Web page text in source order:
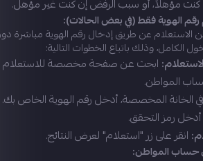
مؤهلاً، أو سبب الرفض إن كنت غير مؤهل.
رقم الهوية فقط (في بعض الحالات):
الاستعلام عن طريق إدخال رقم الهوية مباشرة
الكامل، وذلك باتباع الخطوات التالية:
ابحث عن صفحة مخصصة للاستعلام
المواطن.
في الخانة المخصصة، أدخل رقم الهوية الخاص بك.
أدخل رمز التحقق.
انقر على زر "استعلام" لعرض النتائج.
حساب المواطن: